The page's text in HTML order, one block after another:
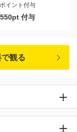
ポイント付与
550pt 付与
観る